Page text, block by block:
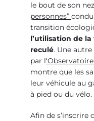
le bout de son
personnes”
transition
l’utilisation de
reculé. Une
par l
montre que les
leur véhicule au
à pied ou du vélo.
Afin de s’inscrire